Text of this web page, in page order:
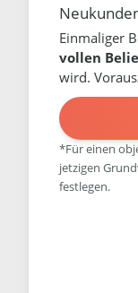
Einmaliger
vollen
wird.
*Für einen
jetzigen
festlegen.